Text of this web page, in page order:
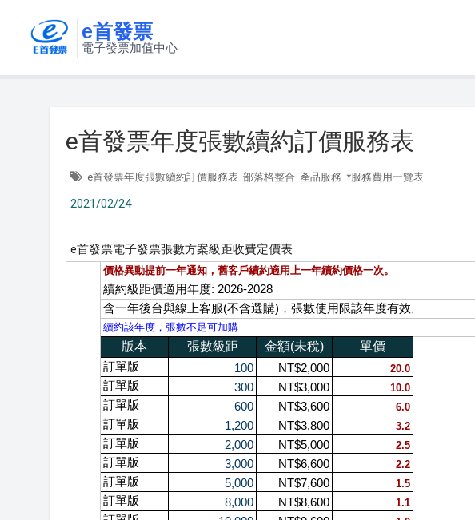
e首發票
電子發票加值中心
e首發票年度張數續約訂價服務表
e首發票年度張數續約訂價服務表 部落格整合 產品服務 *服務費用一覽表
2021/02/24